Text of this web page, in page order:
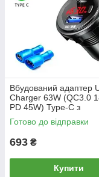
Вбудований адаптер
Charger 63W (QC3.0
PD 45W) Type-C з
вольтметром, кнопкою
підтримкою 12-24В
Готово до відправки
693 ₴
Купити